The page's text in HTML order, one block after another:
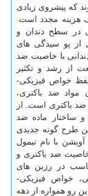
که پیشروی زیادی
هزینه مجدد است.
در سطح دندان و
از پو سیدگی های
با خاصیت ضد
از رشد و تکثیر
خواص فیزیکی-
مواد ضد باکتری،
ضد باکتری است. از
و ساختار ماده ضد
طرح گونه جدیدی
با نام تیمول
ضد باکتری و
در رزین های
خواص فیزیکی-
رو همواره از دهه